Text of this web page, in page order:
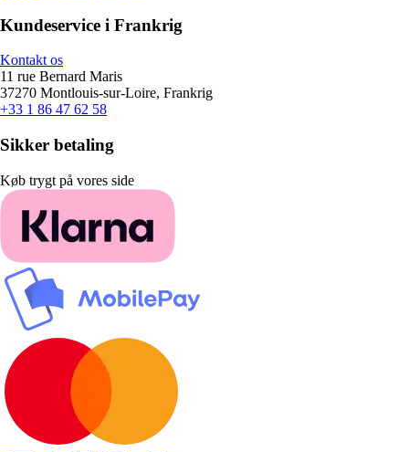
Kundeservice i Frankrig
Kontakt os
11 rue Bernard Maris
37270 Montlouis-sur-Loire, Frankrig
+33 1 86 47 62 58
Sikker betaling
Køb trygt på vores side